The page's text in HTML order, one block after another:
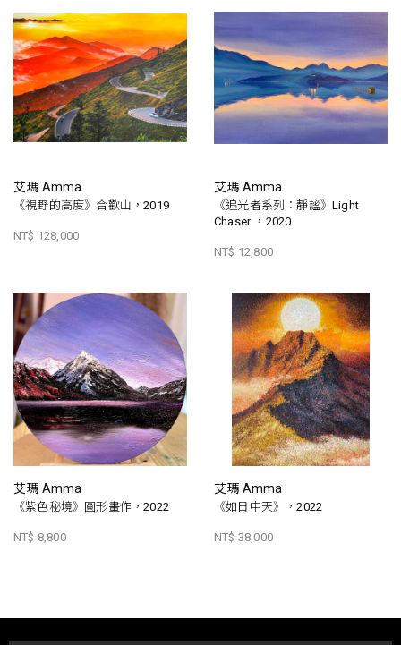
艾瑪 Amma
《視野的高度》合歡山，2019
NT$ 128,000
艾瑪 Amma
《追光者系列：靜謐》Light
Chaser ，2020
NT$ 12,800
艾瑪 Amma
《紫色秘境》圓形畫作，2022
NT$ 8,800
艾瑪 Amma
《如日中天》，2022
NT$ 38,000